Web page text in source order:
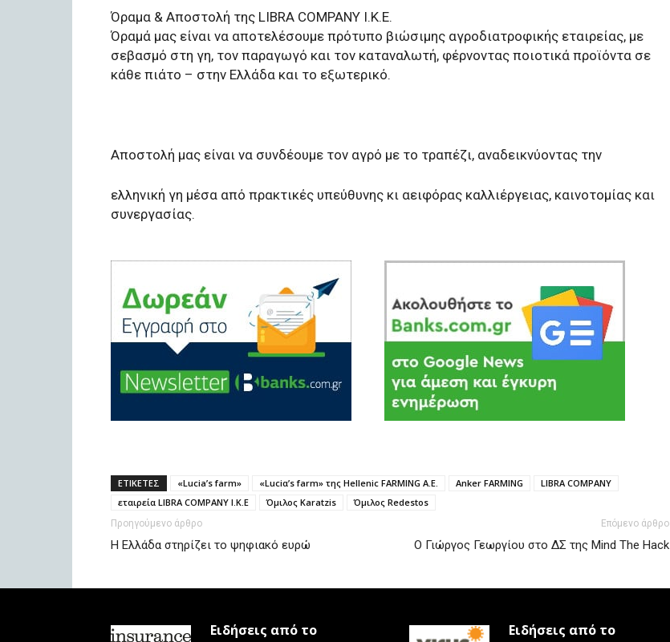
Όραμα & Αποστολή της LIBRA COMPANY Ι.Κ.Ε.
Όραμά μας είναι να αποτελέσουμε πρότυπο βιώσιμης αγροδιατροφικής εταιρείας, με
σεβασμό στη γη, τον παραγωγό και τον καταναλωτή, φέρνοντας ποιοτικά προϊόντα σε
κάθε πιάτο – στην Ελλάδα και το εξωτερικό.
Αποστολή μας είναι να συνδέουμε τον αγρό με το τραπέζι, αναδεικνύοντας την
ελληνική γη μέσα από πρακτικές υπεύθυνης κι αειφόρας καλλιέργειας, καινοτομίας και
συνεργασίας.
ΕΤΙΚΕΤΕΣ «Lucia’s farm» «Luciα’s farm» της Hellenic FARMING A.E. Anker FARMING
LIBRA COMPANY
εταιρεία LIBRA COMPANY Ι.Κ.Ε
Όμιλος Karatzis Όμιλος Redestos
Προηγούμενο άρθρο
H Ελλάδα στηρίζει το ψηφιακό ευρώ
Επόμενο άρθρο
Ο Γιώργος Γεωργίου στο ΔΣ της Mind The Hack
Ειδήσεις από το Ειδήσεις από το